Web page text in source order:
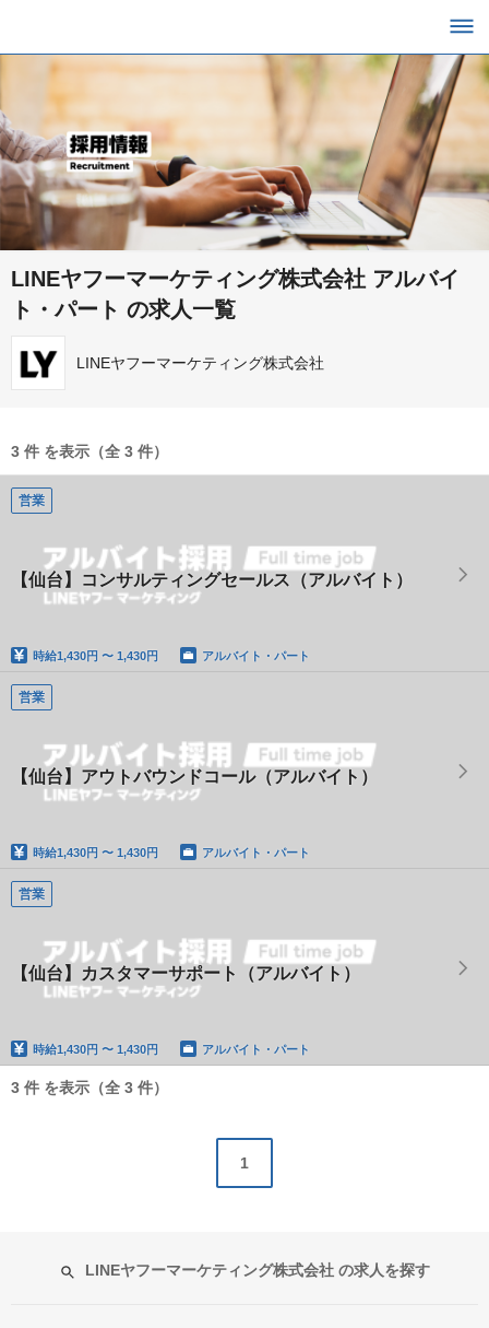
LINEヤフーマーケティング株式会社 アルバイ
ト・パート の求人一覧
LINEヤフーマーケティング株式会社
3 件 を表示（全 3 件）
営業
【仙台】コンサルティングセールス（アルバイト）
時給1,430円 〜 1,430円 アルバイト・パート
営業
【仙台】アウトバウンドコール（アルバイト）
時給1,430円 〜 1,430円 アルバイト・パート
営業
【仙台】カスタマーサポート（アルバイト）
時給1,430円 〜 1,430円 アルバイト・パート
3 件 を表示（全 3 件）
1
LINEヤフーマーケティング株式会社 の求人を探す